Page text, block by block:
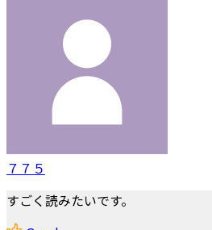
７７５
すごく読みたいです。